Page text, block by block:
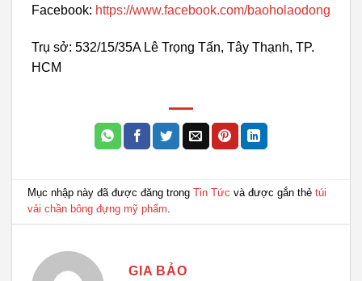
Facebook: https://www.facebook.com/baoholaodong
Trụ sở: 532/15/35A Lê Trọng Tấn, Tây Thạnh, TP.
HCM
Mục nhập này đã được đăng trongTin Tức và được gắn thẻtúi
vải chần bông đựng mỹ phẩm.
GIA BẢO